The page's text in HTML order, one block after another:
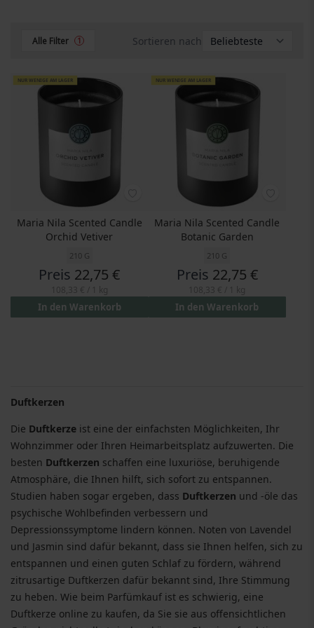
Alle Filter 1 Sortieren nach
NUR WENIGE AM LAGER
Maria Nila Scented Candle
Orchid Vetiver
210 G
Preis 22,75 €
In den Warenkorb
NUR WENIGE AM LAGER
Maria Nila Scented Candle
Botanic Garden
210 G
Preis 22,75 €
In den Warenkorb
Duftkerzen
Die Duftkerze ist eine der einfachsten Möglichkeiten, Ihr
Wohnzimmer oder Ihren Heimarbeitsplatz aufzuwerten. Die
besten Duftkerzen schaffen eine luxuriöse, beruhigende
Atmosphäre, die Ihnen hilft, sich sofort zu entspannen.
Studien haben sogar ergeben, dass Duftkerzen und -öle das
psychische Wohlbefinden verbessern und
Depressionssymptome lindern können. Noten von Lavendel
und Jasmin sind dafür bekannt, dass sie Ihnen helfen, sich zu
entspannen und einen guten Schlaf zu fördern, während
zitrusartige Duftkerzen dafür bekannt sind, Ihre Stimmung
zu heben. Wie beim Parfümkauf ist es schwierig, eine
Duftkerze online zu kaufen, da Sie sie aus offensichtlichen